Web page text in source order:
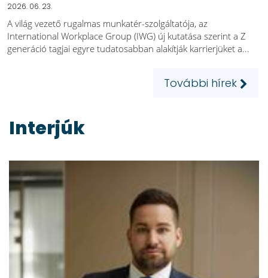
2026. 06. 23.
A világ vezető rugalmas munkatér-szolgáltatója, az
International Workplace Group (IWG) új kutatása szerint a Z
generáció tagjai egyre tudatosabban alakítják karrierjüket a...
További hírek
Interjúk